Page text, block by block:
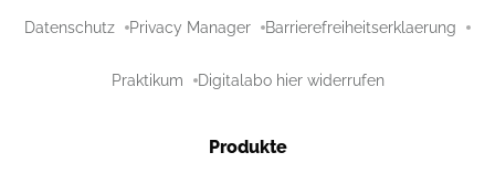
Datenschutz Privacy Manager Barrierefreiheitserklaerung
Praktikum Digitalabo hier widerrufen
Produkte